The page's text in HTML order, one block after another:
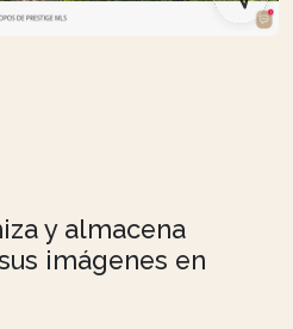
y almacena
imágenes en